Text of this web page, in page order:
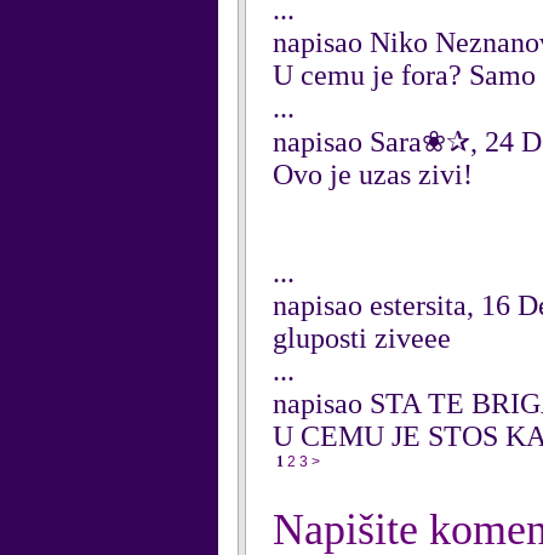
...
napisao Niko
U cemu je fora?
...
napisao Sara❀✰, 24
Ovo je uzas zivi!
...
napisao estersita, 16
gluposti ziveee
...
napisao STA TE
U CEMU JE STOS
1 2 3 >
Napišite